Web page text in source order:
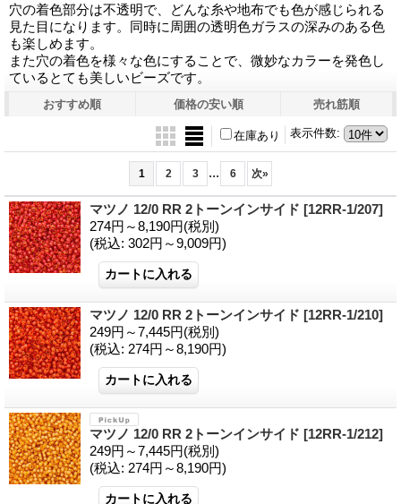
穴の着色部分は不透明で、どんな糸や地布でも色が感じられる
見た目になります。同時に周囲の透明色ガラスの深みのある色
も楽しめます。
また穴の着色を様々な色にすることで、微妙なカラーを発色し
ているとても美しいビーズです。
おすすめ順 価格の安い順 売れ筋順
表示件数:
在庫あり
1 2 3 ... 6 次»
マツノ 12/0 RR 2トーンインサイド [12RR-1/207]
274円～8,190円(税別)
(税込: 302円～9,009円)
マツノ 12/0 RR 2トーンインサイド [12RR-1/210]
249円～7,445円(税別)
(税込: 274円～8,190円)
マツノ 12/0 RR 2トーンインサイド [12RR-1/212]
249円～7,445円(税別)
(税込: 274円～8,190円)